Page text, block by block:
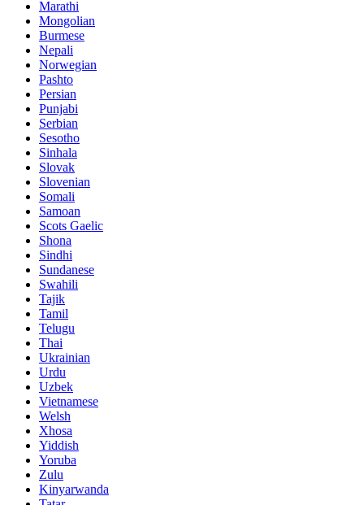
Marathi
Mongolian
Burmese
Nepali
Norwegian
Pashto
Persian
Punjabi
Serbian
Sesotho
Sinhala
Slovak
Slovenian
Somali
Samoan
Scots Gaelic
Shona
Sindhi
Sundanese
Swahili
Tajik
Tamil
Telugu
Thai
Ukrainian
Urdu
Uzbek
Vietnamese
Welsh
Xhosa
Yiddish
Yoruba
Zulu
Kinyarwanda